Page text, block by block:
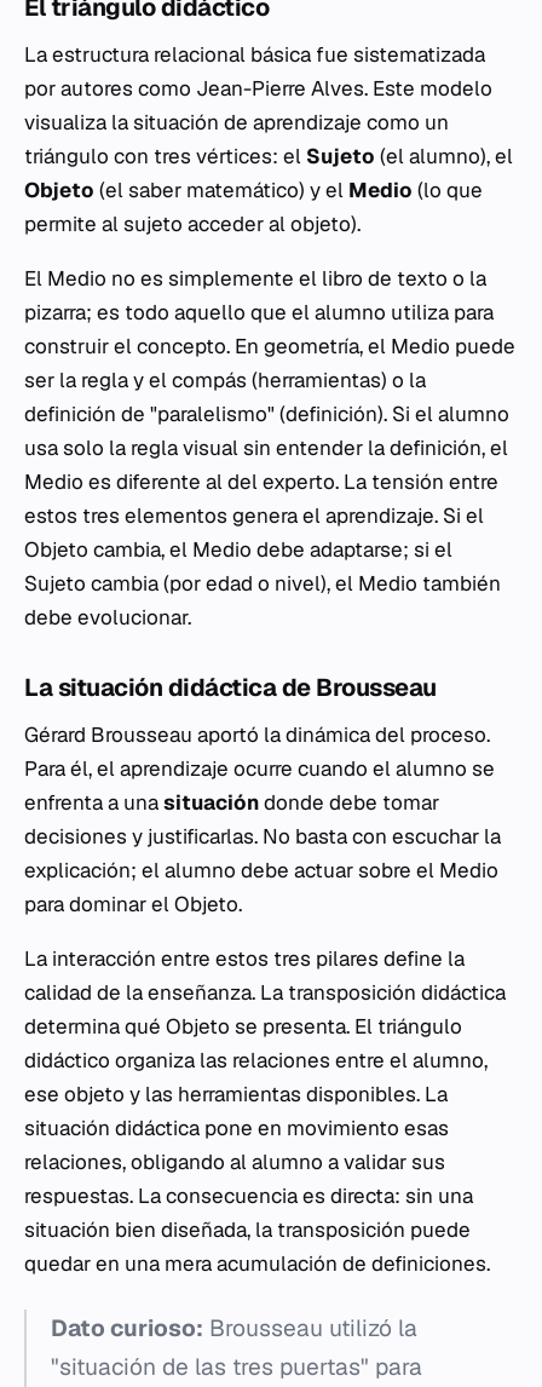
El triángulo didáctico
La estructura relacional básica fue sistematizada
por autores como Jean-Pierre Alves. Este modelo
visualiza la situación de aprendizaje como un
triángulo con tres vértices: el Sujeto (el alumno), el
Objeto (el saber matemático) y el Medio (lo que
permite al sujeto acceder al objeto).
El Medio no es simplemente el libro de texto o la
pizarra; es todo aquello que el alumno utiliza para
construir el concepto. En geometría, el Medio puede
ser la regla y el compás (herramientas) o la
definición de "paralelismo" (definición). Si el alumno
usa solo la regla visual sin entender la definición, el
Medio es diferente al del experto. La tensión entre
estos tres elementos genera el aprendizaje. Si el
Objeto cambia, el Medio debe adaptarse; si el
Sujeto cambia (por edad o nivel), el Medio también
debe evolucionar.
La situación didáctica de Brousseau
Gérard Brousseau aportó la dinámica del proceso.
Para él, el aprendizaje ocurre cuando el alumno se
enfrenta a unasituacióndonde debe tomar
decisiones y justificarlas. No basta con escuchar la
explicación; el alumno debe actuar sobre el Medio
para dominar el Objeto.
La interacción entre estos tres pilares define la
calidad de la enseñanza. La transposición didáctica
determina qué Objeto se presenta. El triángulo
didáctico organiza las relaciones entre el alumno,
ese objeto y las herramientas disponibles. La
situación didáctica pone en movimiento esas
relaciones, obligando al alumno a validar sus
respuestas. La consecuencia es directa: sin una
situación bien diseñada, la transposición puede
quedar en una mera acumulación de definiciones.
Dato curioso: Brousseau utilizó la
"situación de las tres puertas" para